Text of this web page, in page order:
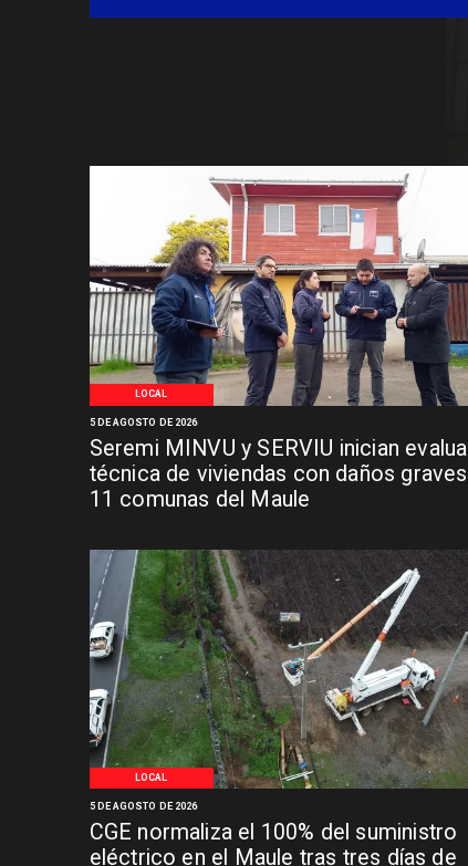
LOCAL
Seremi MINVU y SERVIU inician
técnica de viviendas con daños
11 comunas del Maule
5 DE AGOSTO DE 2026
LOCAL
CGE normaliza el 100% del suministro
eléctrico en el Maule tras tres días de
5 DE AGOSTO DE 2026